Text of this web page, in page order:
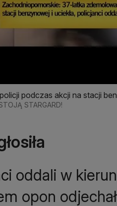
podczas akcji na stacji
STARGARD!
oddali w
opon